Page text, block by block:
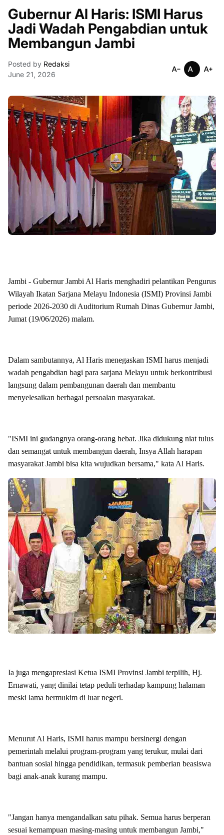
Gubernur Al Haris: ISMI Harus
Jadi Wadah Pengabdian untuk
Membangun Jambi
Posted by Redaksi
June 21, 2026
Jambi - Gubernur Jambi Al Haris menghadiri pelantikan Pengurus
Wilayah Ikatan Sarjana Melayu Indonesia (ISMI) Provinsi Jambi
periode 2026-2030 di Auditorium Rumah Dinas Gubernur Jambi,
Jumat (19/06/2026) malam.
Dalam sambutannya, Al Haris menegaskan ISMI harus menjadi
wadah pengabdian bagi para sarjana Melayu untuk berkontribusi
langsung dalam pembangunan daerah dan membantu
menyelesaikan berbagai persoalan masyarakat.
"ISMI ini gudangnya orang-orang hebat. Jika didukung niat tulus
dan semangat untuk membangun daerah, Insya Allah harapan
masyarakat Jambi bisa kita wujudkan bersama," kata Al Haris.
Ia juga mengapresiasi Ketua ISMI Provinsi Jambi terpilih, Hj.
Ernawati, yang dinilai tetap peduli terhadap kampung halaman
meski lama bermukim di luar negeri.
Menurut Al Haris, ISMI harus mampu bersinergi dengan
pemerintah melalui program-program yang terukur, mulai dari
bantuan sosial hingga pendidikan, termasuk pemberian beasiswa
bagi anak-anak kurang mampu.
"Jangan hanya mengandalkan satu pihak. Semua harus berperan
sesuai kemampuan masing-masing untuk membangun Jambi,"